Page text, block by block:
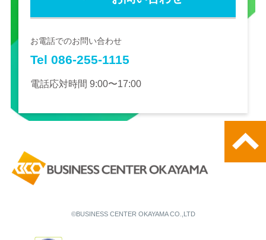
お電話でのお問い合わせ
Tel 086-255-1115
電話応対時間 9:00〜17:00
©BUSINESS CENTER OKAYAMA CO.,LTD